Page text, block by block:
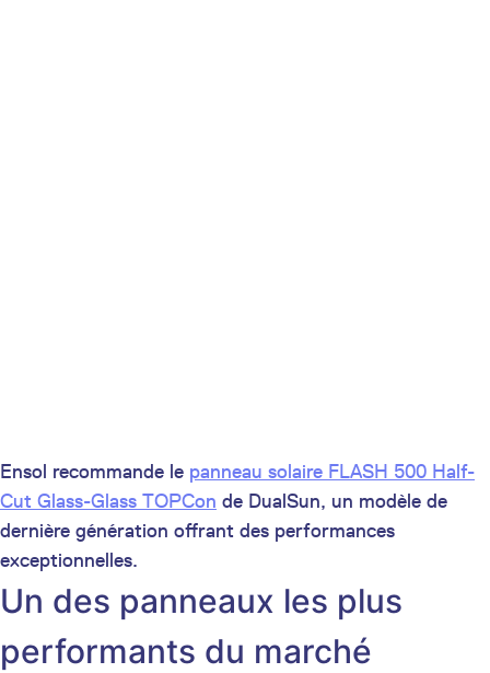
Ensol recommande le panneau solaire FLASH 500 Half-
Cut Glass-Glass TOPCon de DualSun, un modèle de
dernière génération offrant des performances
exceptionnelles.
Un des panneaux les plus
performants du marché